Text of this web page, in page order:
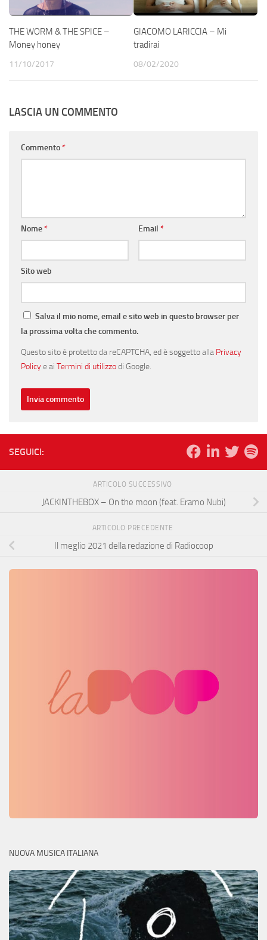
THE WORM & THE SPICE –
Money honey
11/10/2017
GIACOMO LARICCIA – Mi
tradirai
08/02/2020
LASCIA UN COMMENTO
Commento*
Nome* Email *
Sito web
Salva il mio nome, email e sito web in questo browser per
la prossima volta che commento.
Questo sito è protetto da reCAPTCHA, ed è soggetto alla Privacy
Policye ai Termini di utilizzodi Google.
SEGUICI:
ARTICOLO SUCCESSIVO
JACKINTHEBOX – On the moon (feat. Eramo Nubi)
ARTICOLO PRECEDENTE
Il meglio 2021 della redazione di Radiocoop
NUOVA MUSICA ITALIANA